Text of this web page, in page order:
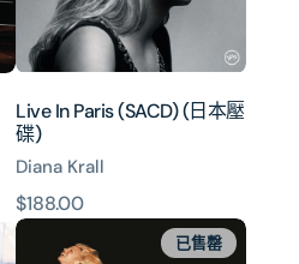
親
友
收)
碟)
Live In Paris (SACD) (日本壓
碟)
Diana Krall
原
價
$188.00
When
I
已售罄